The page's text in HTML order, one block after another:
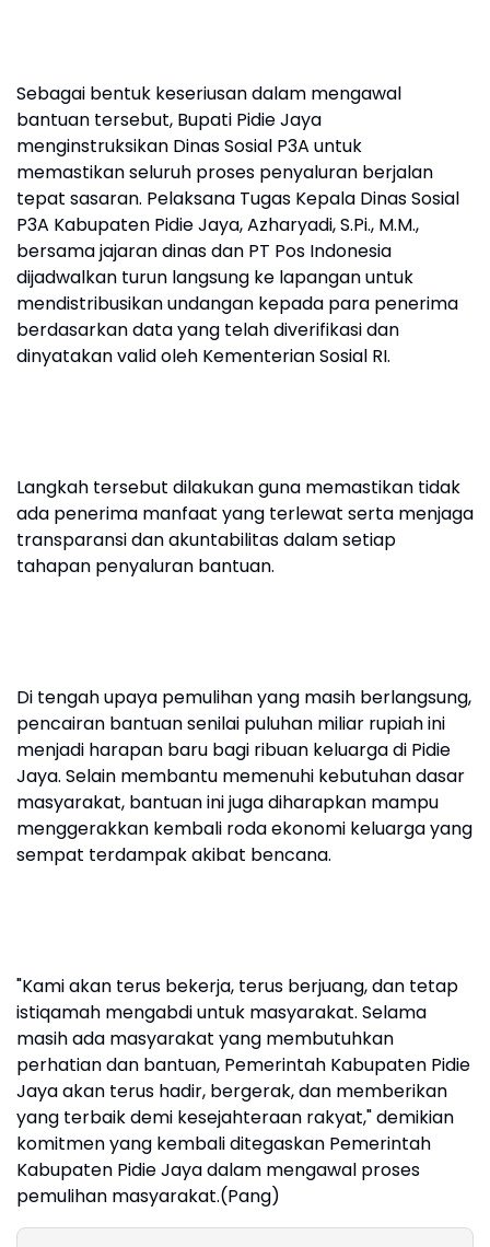
Sebagai bentuk keseriusan dalam mengawal
bantuan tersebut, Bupati Pidie Jaya
menginstruksikan Dinas Sosial P3A untuk
memastikan seluruh proses penyaluran berjalan
tepat sasaran. Pelaksana Tugas Kepala Dinas Sosial
P3A Kabupaten Pidie Jaya, Azharyadi, S.Pi., M.M.,
bersama jajaran dinas dan PT Pos Indonesia
dijadwalkan turun langsung ke lapangan untuk
mendistribusikan undangan kepada para penerima
berdasarkan data yang telah diverifikasi dan
dinyatakan valid oleh Kementerian Sosial RI.
Langkah tersebut dilakukan guna memastikan tidak
ada penerima manfaat yang terlewat serta menjaga
transparansi dan akuntabilitas dalam setiap
tahapan penyaluran bantuan.
Di tengah upaya pemulihan yang masih berlangsung,
pencairan bantuan senilai puluhan miliar rupiah ini
menjadi harapan baru bagi ribuan keluarga di Pidie
Jaya. Selain membantu memenuhi kebutuhan dasar
masyarakat, bantuan ini juga diharapkan mampu
menggerakkan kembali roda ekonomi keluarga yang
sempat terdampak akibat bencana.
"Kami akan terus bekerja, terus berjuang, dan tetap
istiqamah mengabdi untuk masyarakat. Selama
masih ada masyarakat yang membutuhkan
perhatian dan bantuan, Pemerintah Kabupaten Pidie
Jaya akan terus hadir, bergerak, dan memberikan
yang terbaik demi kesejahteraan rakyat," demikian
komitmen yang kembali ditegaskan Pemerintah
Kabupaten Pidie Jaya dalam mengawal proses
pemulihan masyarakat.(Pang)